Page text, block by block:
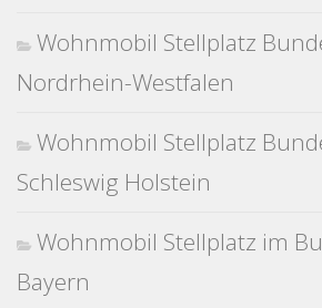
Wohnmobil Stellplatz
Nordrhein-Westfalen
Wohnmobil Stellplatz
Schleswig Holstein
Wohnmobil Stellplatz im
Bayern